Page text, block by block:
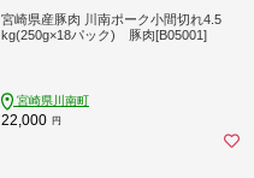
宮崎県産豚肉 川南ポーク小間切れ4.5
kg(250g×18パック) 豚肉[B05001]
宮崎県川南町
22,000 円